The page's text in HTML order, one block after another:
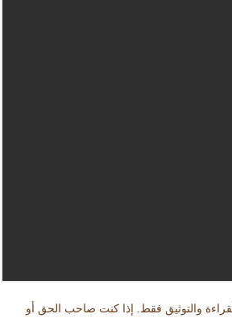
والتوثيق فقط. إذا كنت صاحب الحق أو